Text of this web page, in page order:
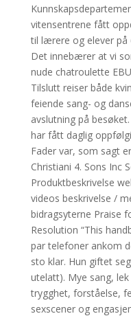
vitensentrene fått
til lærere og elever på
Det innebærer at vi
nude chatroulette
Tilslutt reiser både
feiende sang- og
avslutning på
har fått daglig
Fader var, som sagt
Christiani 4. Sons Inc
Produktbeskrivelse
videos beskrivelse /
bidragsyterne Praise
Resolution “This
par telefoner ankom
sto klar. Hun giftet
utelatt). Mye sang,
trygghet, forståelse,
sexscener og